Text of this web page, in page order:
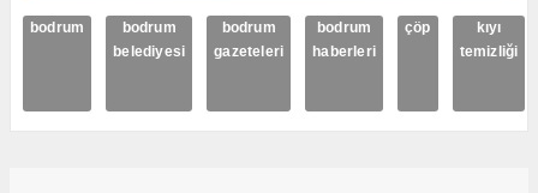
bodrum
bodrum
belediyesi
bodrum
gazeteleri
bodrum
haberleri
çöp
kıyı
temizliği